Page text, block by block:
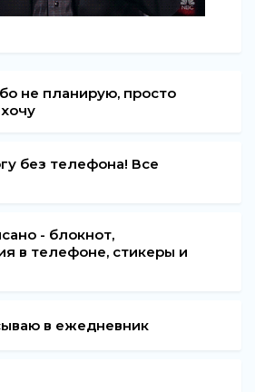
не планирую, просто
без телефона! Все
- блокнот,
в телефоне, стикеры и
в ежедневник